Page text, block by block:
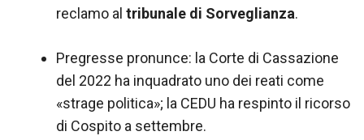
reclamo al tribunale di Sorveglianza.
Pregresse pronunce: la Corte di Cassazione
del 2022 ha inquadrato uno dei reati come
«strage politica»; la CEDU ha respinto il ricorso
di Cospito a settembre.